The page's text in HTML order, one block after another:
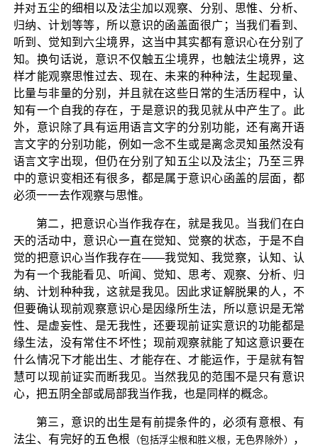
并对五尘的细相以及法尘加以观察、分别、思惟、分析、
归纳、计划等等，所以意识的函盖面很广；当我们看到、
听到、觉知到六尘境界，这当中其实都有意识心在分别了
知。换句话说，意识不仅触五尘境界，也触法尘境界，这
样才能观察思惟过去、现在、未来的种种法，生起现量、
比量与非量的分别，并且就在这些日常的生活历程中，认
知有一个自我的存在，于是意识的我见就从中产生了。此
外，意识除了具有运用语言文字的分别功能，还有离开语
言文字的分别功能，例如一念不生或是离念灵知虽然没有
语言文字出现，但仍在分别了知五尘以及法尘；乃至三界
中的意识变相还有很多，都是属于意识心函盖的层面，都
必须一一去作观察与思惟。
第二，把意识心当作我存在，就是我见。当我们在白
天的活动中，意识心一直在觉知、觉察的状态，于是不自
觉的把意识心当作我存在——我觉知、我觉察，认知、认
为有一个我能看见、听闻、觉知、思考、观察、分析、归
纳、计划种种我，这就是我见。因此求证解脱果的人，不
但要确认现前观察意识心是因缘所生法，所以意识是无常
性、是虚妄性、是无我性，还要现前证实意识的功能都是
缘生法，没有常住不坏性；现前观察就能了知这意识要在
什么情况下才能出生、才能存在、才能运作，于是就有智
慧可以现前证实而断我见。当然我见的范围不是只有意识
心，把五阴全部或局部我当作我，也是同样的概念。
第三，意识的出生是有前提条件的，必须有意根、有
法尘、有完好的五色根
（包括浮尘根和胜义根，无色界除外）
，